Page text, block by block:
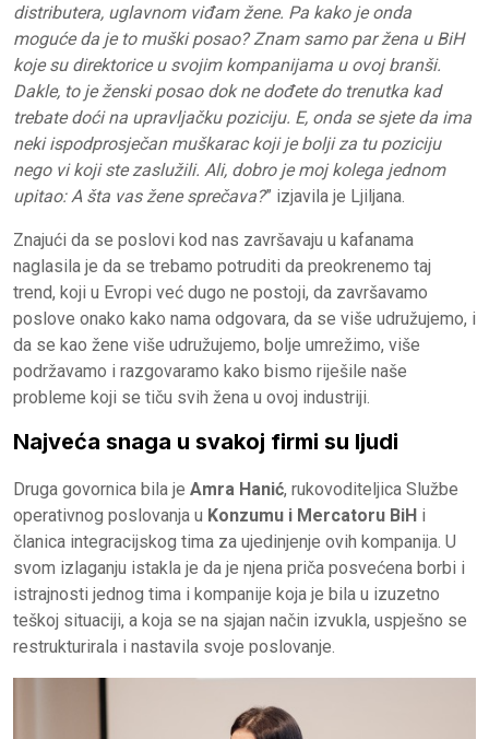
distributera, uglavnom viđam žene. Pa kako je onda
moguće da je to muški posao? Znam samo par žena u BiH
koje su direktorice u svojim kompanijama u ovoj branši.
Dakle, to je ženski posao dok ne dođete do trenutka kad
trebate doći na upravljačku poziciju. E, onda se sjete da ima
neki ispodprosječan muškarac koji je bolji za tu poziciju
nego vi koji ste zaslužili. Ali, dobro je moj kolega jednom
upitao: A šta vas žene sprečava?” izjavila je Ljiljana.
Znajući da se poslovi kod nas završavaju u kafanama
naglasila je da se trebamo potruditi da preokrenemo taj
trend, koji u Evropi već dugo ne postoji, da završavamo
poslove onako kako nama odgovara, da se više udružujemo, i
da se kao žene više udružujemo, bolje umrežimo, više
podržavamo i razgovaramo kako bismo riješile naše
probleme koji se tiču svih žena u ovoj industriji.
Najveća snaga u svakoj firmi su ljudi
Druga govornica bila je Amra Hanić, rukovoditeljica Službe
operativnog poslovanja u Konzumu i Mercatoru BiH i
članica integracijskog tima za ujedinjenje ovih kompanija. U
svom izlaganju istakla je da je njena priča posvećena borbi i
istrajnosti jednog tima i kompanije koja je bila u izuzetno
teškoj situaciji, a koja se na sjajan način izvukla, uspješno se
restrukturirala i nastavila svoje poslovanje.